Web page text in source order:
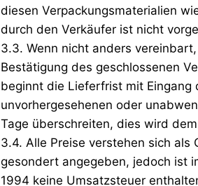
diesen Verpackungsmaterialien
durch den Verkäufer ist nicht
3.3. Wenn nicht anders
Bestätigung des geschlossenen
beginnt die Lieferfrist mit Eingang
unvorhergesehenen oder
Tage überschreiten, dies wird
3.4. Alle Preise verstehen sich als
gesondert angegeben, jedoch ist
1994 keine Umsatzsteuer